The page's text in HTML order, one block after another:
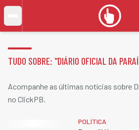
TUDO SOBRE: "DIÁRIO OFICIAL DA
Acompanhe as últimas notícias sobre
no ClickPB.
POLÍTICA